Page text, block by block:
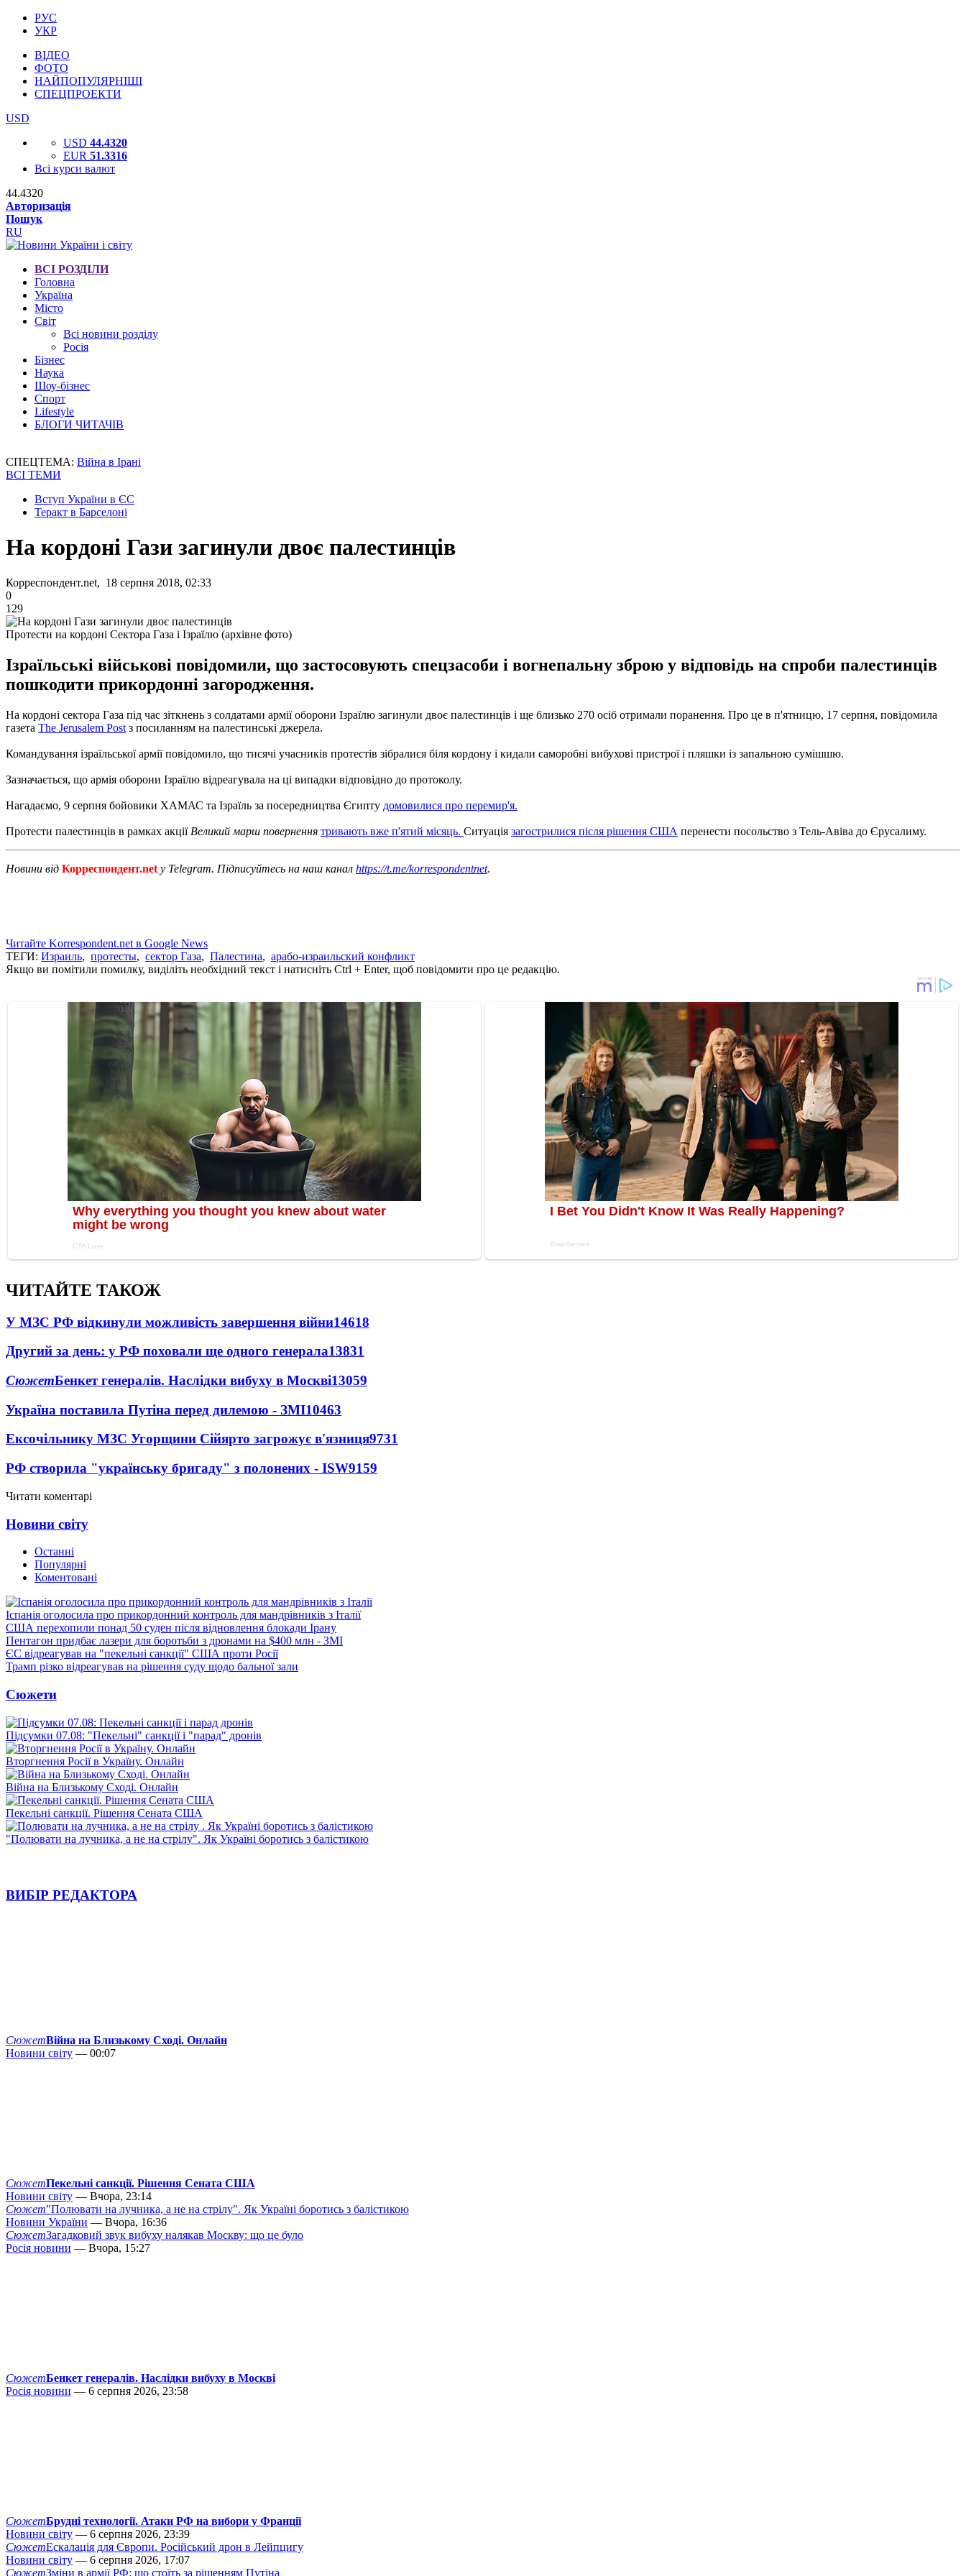
РУС
УКР
ВІДЕО
ФОТО
НАЙПОПУЛЯРНІШІ
СПЕЦПРОЕКТИ
USD
USD 44.4320
EUR 51.3316
Всі курси валют
44.4320
Авторизація
Пошук
RU
ВСІ РОЗДІЛИ
Головна
Україна
Місто
Світ
Всі новини розділу
Росія
Бізнес
Наука
Шоу-бізнес
Спорт
Lifestyle
БЛОГИ ЧИТАЧІВ
СПЕЦТЕМА: Війна в Ірані
ВСІ ТЕМИ
Вступ України в ЄС
Теракт в Барселоні
На кордоні Гази загинули двоє палестинців
Корреспондент.net, 18 серпня 2018, 02:33
0
129
Протести на кордоні Сектора Газа і Ізраїлю (архівне фото)
Ізраїльські військові повідомили, що застосовують спецзасоби і вогнепальну зброю у відповідь на спроби палестинців
пошкодити прикордонні загородження.
На кордоні сектора Газа під час зіткнень з солдатами армії оборони Ізраїлю загинули двоє палестинців і ще близько 270 осіб отримали поранення. Про це в п'ятницю, 17 серпня, повідомила
газета The Jerusalem Post з посиланням на палестинські джерела.
Командування ізраїльської армії повідомило, що тисячі учасників протестів зібралися біля кордону і кидали саморобні вибухові пристрої і пляшки із запальною сумішшю.
Зазначається, що армія оборони Ізраїлю відреагувала на ці випадки відповідно до протоколу.
Нагадаємо, 9 серпня бойовики ХАМАС та Ізраїль за посередництва Єгипту домовилися про перемир'я.
Протести палестинців в рамках акції Великий марш повернення тривають вже п'ятий місяць. Ситуація загострилися після рішення США перенести посольство з Тель-Авіва до Єрусалиму.
Новини від Корреспондент.net у Telegram. Підписуйтесь на наш канал https://t.me/korrespondentnet.
Читайте Korrespondent.net в Google News
ТЕГИ: Израиль, протесты, сектор Газа, Палестина, арабо-израильский конфликт
Якщо ви помітили помилку, виділіть необхідний текст і натисніть Ctrl + Enter, щоб повідомити про це редакцію.
ЧИТАЙТЕ ТАКОЖ
У МЗС РФ відкинули можливість завершення війни14618
Другий за день: у РФ поховали ще одного генерала13831
СюжетБенкет генералів. Наслідки вибуху в Москві13059
Україна поставила Путіна перед дилемою - ЗМІ10463
Ексочільнику МЗС Угорщини Сійярто загрожує в'язниця9731
РФ створила "українську бригаду" з полонених - ISW9159
Читати коментарі
Новини світу
Останні
Популярні
Коментовані
Іспанія оголосила про прикордонний контроль для мандрівників з Італії
США перехопили понад 50 суден після відновлення блокади Ірану
Пентагон придбає лазери для боротьби з дронами на $400 млн - ЗМІ
ЄС відреагував на "пекельні санкції" США проти Росії
Трамп різко відреагував на рішення суду щодо бальної зали
Сюжети
Підсумки 07.08: "Пекельні" санкції і "парад" дронів
Вторгнення Росії в Україну. Онлайн
Війна на Близькому Сході. Онлайн
Пекельні санкції. Рішення Сената США
"Полювати на лучника, а не на стрілу". Як Україні боротись з балістикою
ВИБІР РЕДАКТОРА
СюжетВійна на Близькому Сході. Онлайн
Новини світу — 00:07
СюжетПекельні санкції. Рішення Сената США
Новини світу — Вчора, 23:14
Сюжет"Полювати на лучника, а не на стрілу". Як Україні боротись з балістикою
Новини України — Вчора, 16:36
СюжетЗагадковий звук вибуху налякав Москву: що це було
Росія новини — Вчора, 15:27
СюжетБенкет генералів. Наслідки вибуху в Москві
Росія новини — 6 серпня 2026, 23:58
СюжетБрудні технології. Атаки РФ на вибори у Франції
Новини світу — 6 серпня 2026, 23:39
СюжетЕскалація для Європи. Російський дрон в Лейпцигу
Новини світу — 6 серпня 2026, 17:07
СюжетЗміни в армії РФ: що стоїть за рішенням Путіна